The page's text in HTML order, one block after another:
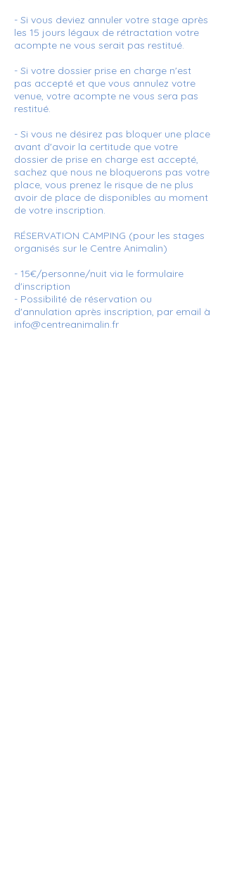
- Si vous deviez annuler votre stage après
les 15 jours légaux de rétractation votre
acompte ne vous serait pas restitué.
- Si votre dossier prise en charge n'est
pas accepté et que vous annulez votre
venue, votre acompte ne vous sera pas
restitué.
- Si vous ne désirez pas bloquer une place
avant d'avoir la certitude que votre
dossier de prise en charge est accepté,
sachez que nous ne bloquerons pas votre
place, vous prenez le risque de ne plus
avoir de place de disponibles au moment
de votre inscription.
RÉSERVATION CAMPING (pour les stages
organisés sur le Centre Animalin)
- 15€/personne/nuit via le formulaire
d'inscription
- Possibilité de réservation ou
d'annulation après inscription, par email à
info@centreanimalin.fr